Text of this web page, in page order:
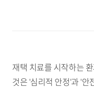
재택 치료를 시작하는
것은 '심리적 안정'과 '안